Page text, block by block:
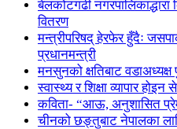
बेलकोटगढी
वितरण
मन्त्रीपरिषद् हेरफेर हुँदैः
प्रधानमन्त्री
मनसुनको क्षतिबाट
स्वास्थ्य र शिक्षा व्यापार
कविता- “आऊ, अनुशासित
चीनको छङ्तुबाट नेपालका